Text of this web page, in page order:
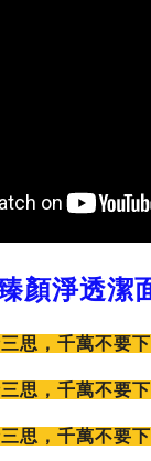
顏淨透潔
思，千萬不要下
思，千萬不要下
思，千萬不要下